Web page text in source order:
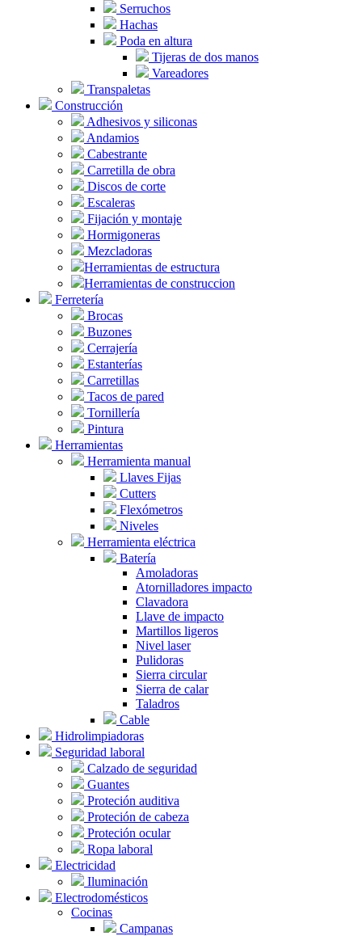
Serruchos
Hachas
Poda en altura
Tijeras de dos manos
Vareadores
Transpaletas
Construcción
Adhesivos y siliconas
Andamios
Cabestrante
Carretilla de obra
Discos de corte
Escaleras
Fijación y montaje
Hormigoneras
Mezcladoras
Herramientas de estructura
Herramientas de construccion
Ferretería
Brocas
Buzones
Cerrajería
Estanterías
Carretillas
Tacos de pared
Tornillería
Pintura
Herramientas
Herramienta manual
Llaves Fijas
Cutters
Flexómetros
Niveles
Herramienta eléctrica
Batería
Amoladoras
Atornilladores impacto
Clavadora
Llave de impacto
Martillos ligeros
Nivel laser
Pulidoras
Sierra circular
Sierra de calar
Taladros
Cable
Hidrolimpiadoras
Seguridad laboral
Calzado de seguridad
Guantes
Proteción auditiva
Proteción de cabeza
Proteción ocular
Ropa laboral
Electricidad
Iluminación
Electrodomésticos
Cocinas
Campanas